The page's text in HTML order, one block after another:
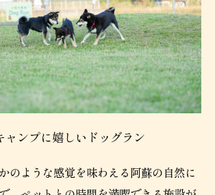
ャンプに嬉しいドッグラン
のような感覚を味わえる阿蘇の自然に